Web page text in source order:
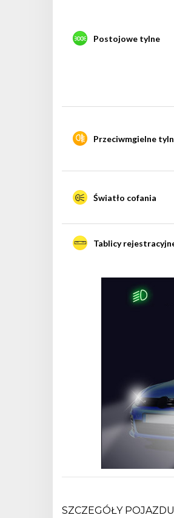
Postojowe tylne
Przeciwmgielne
Światło cofania
Tablicy
SZCZEGÓŁY POJAZDU